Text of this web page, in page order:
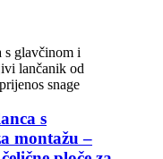
s
montažu –